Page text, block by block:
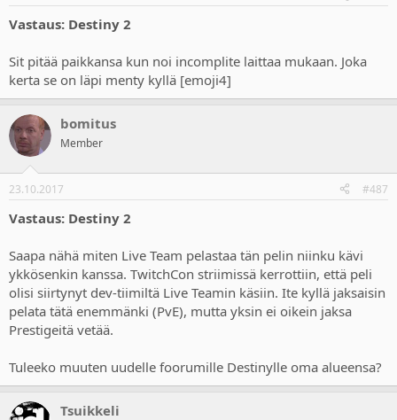
Vastaus: Destiny 2
Sit pitää paikkansa kun noi incomplite laittaa mukaan. Joka
kerta se on läpi menty kyllä [emoji4]
bomitus
Member
23.10.2017 #487
Vastaus: Destiny 2
Saapa nähä miten Live Team pelastaa tän pelin niinku kävi
ykkösenkin kanssa. TwitchCon striimissä kerrottiin, että peli
olisi siirtynyt dev-tiimiltä Live Teamin käsiin. Ite kyllä jaksaisin
pelata tätä enemmänki (PvE), mutta yksin ei oikein jaksa
Prestigeitä vetää.
Tuleeko muuten uudelle foorumille Destinylle oma alueensa?
Tsuikkeli